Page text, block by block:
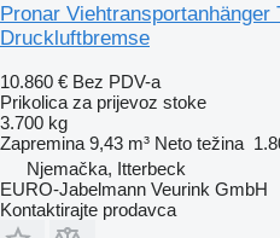
Pronar
Druckluftbremse
10.860 € Bez PDV-a
Prikolica za prijevoz stoke
3.700 kg
Zapremina 9,43 m³ Neto težina
Njemačka, Itterbeck
EURO-Jabelmann Veurink GmbH
Kontaktirajte prodavca